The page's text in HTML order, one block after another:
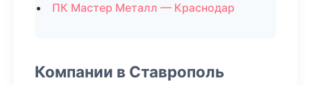
ПК Мастер Металл — Краснодар
Компании в Ставрополь